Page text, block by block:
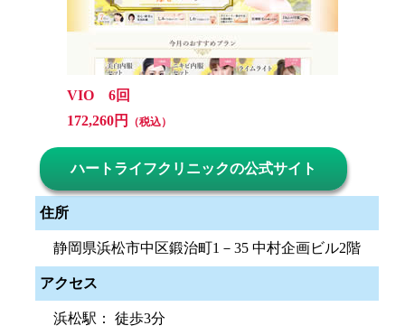
VIO 6回
172,260円
（税込）
ハートライフクリニックの公式サイト
住所
静岡県浜松市中区鍛治町1－35 中村企画ビル2階
アクセス
浜松駅： 徒歩3分